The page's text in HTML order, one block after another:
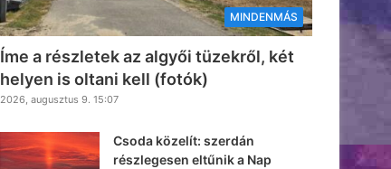
MINDENMÁS
Íme a részletek az algyői tüzekről, két
helyen is oltani kell (fotók)
2026, augusztus 9. 15:07
Csoda közelít: szerdán
részlegesen eltűnik a Nap